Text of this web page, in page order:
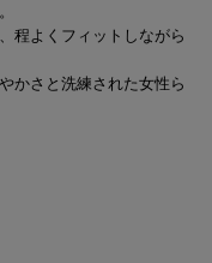
程よくフィットしながら
かさと洗練された女性ら